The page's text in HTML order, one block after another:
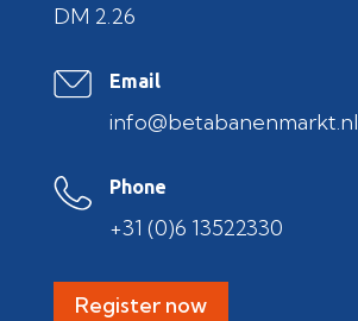
DM 2.26
Email
info@betabanenmarkt.nl
Phone
+31 (0)6 13522330
Register now